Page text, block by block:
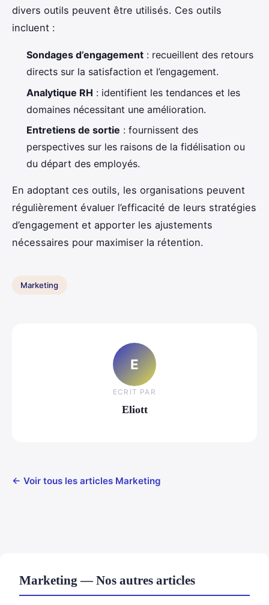
divers outils peuvent être utilisés. Ces outils
incluent :
Sondages d’engagement : recueillent des retours
directs sur la satisfaction et l’engagement.
Analytique RH : identifient les tendances et les
domaines nécessitant une amélioration.
Entretiens de sortie : fournissent des
perspectives sur les raisons de la fidélisation ou
du départ des employés.
En adoptant ces outils, les organisations peuvent
régulièrement évaluer l’efficacité de leurs stratégies
d’engagement et apporter les ajustements
nécessaires pour maximiser la rétention.
Marketing
E
ECRIT PAR
Eliott
← Voir tous les articles Marketing
Marketing — Nos autres articles